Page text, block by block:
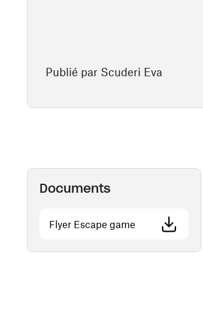
Publié par Scuderi Eva
Documents
Flyer Escape game (ouvre une